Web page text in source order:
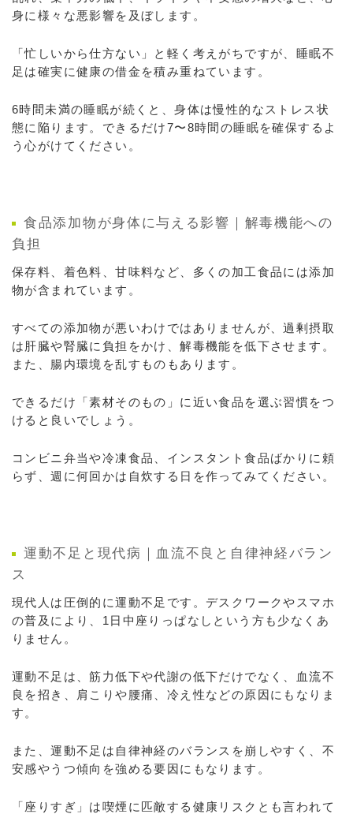
身に様々な悪影響を及ぼします。
「忙しいから仕方ない」と軽く考えがちですが、睡眠不
足は確実に健康の借金を積み重ねています。
6時間未満の睡眠が続くと、身体は慢性的なストレス状
態に陥ります。できるだけ7〜8時間の睡眠を確保するよ
う心がけてください。
食品添加物が身体に与える影響｜解毒機能への
負担
保存料、着色料、甘味料など、多くの加工食品には添加
物が含まれています。
すべての添加物が悪いわけではありませんが、過剰摂取
は肝臓や腎臓に負担をかけ、解毒機能を低下させます。
また、腸内環境を乱すものもあります。
できるだけ「素材そのもの」に近い食品を選ぶ習慣をつ
けると良いでしょう。
コンビニ弁当や冷凍食品、インスタント食品ばかりに頼
らず、週に何回かは自炊する日を作ってみてください。
運動不足と現代病｜血流不良と自律神経バラン
ス
現代人は圧倒的に運動不足です。デスクワークやスマホ
の普及により、1日中座りっぱなしという方も少なくあ
りません。
運動不足は、筋力低下や代謝の低下だけでなく、血流不
良を招き、肩こりや腰痛、冷え性などの原因にもなりま
す。
また、運動不足は自律神経のバランスを崩しやすく、不
安感やうつ傾向を強める要因にもなります。
「座りすぎ」は喫煙に匹敵する健康リスクとも言われて